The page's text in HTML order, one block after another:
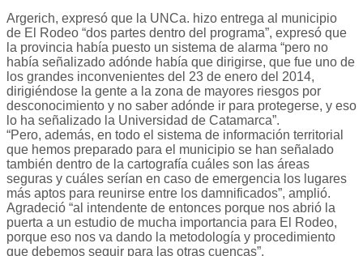
Argerich, expresó que la UNCa. hizo entrega al municipio
de El Rodeo “dos partes dentro del programa”, expresó que
la provincia había puesto un sistema de alarma “pero no
había señalizado adónde había que dirigirse, que fue uno de
los grandes inconvenientes del 23 de enero del 2014,
dirigiéndose la gente a la zona de mayores riesgos por
desconocimiento y no saber adónde ir para protegerse, y eso
lo ha señalizado la Universidad de Catamarca”.
“Pero, además, en todo el sistema de información territorial
que hemos preparado para el municipio se han señalado
también dentro de la cartografía cuáles son las áreas
seguras y cuáles serían en caso de emergencia los lugares
más aptos para reunirse entre los damnificados”, amplió.
Agradeció “al intendente de entonces porque nos abrió la
puerta a un estudio de mucha importancia para El Rodeo,
porque eso nos va dando la metodología y procedimiento
que debemos seguir para las otras cuencas”.